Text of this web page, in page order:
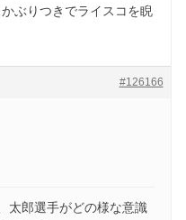
ぶりつきでライスコを睨
#126166
太郎選手がどの様な意識